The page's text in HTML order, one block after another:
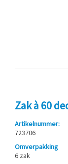
Zak à 60
Artikelnummer:
723706
Omverpakking
6 zak